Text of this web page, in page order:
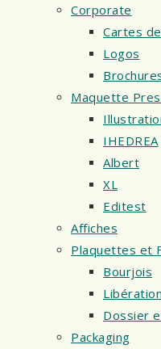
Corporate
Cartes
Logos
Maquette
IHEDREA
Albert
XL
Editest
Affiches
Plaquettes et
Bourjois
Libération
Dossier
Packaging